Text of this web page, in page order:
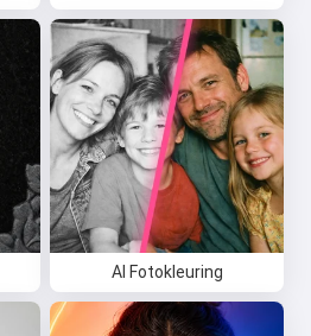
AI Fotokleuring